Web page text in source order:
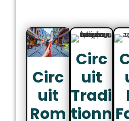
Circ
Uit
Rom
Circ
Uit
Tradi
Tionn